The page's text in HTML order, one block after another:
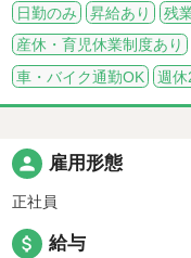
日勤のみ
昇給あり
残
産休・育児休業制度あり
車・バイク通勤OK
週休
person 雇用形態
正社員
attach_money 給与